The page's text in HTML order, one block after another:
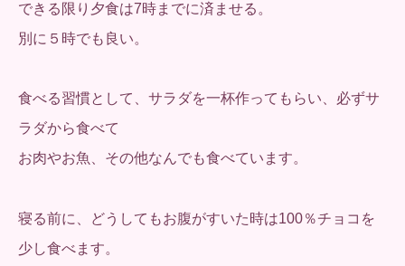
できる限り夕食は7時までに済ませる。
別に５時でも良い。
食べる習慣として、サラダを一杯作ってもらい、必ずサ
ラダから食べて
お肉やお魚、その他なんでも食べています。
寝る前に、どうしてもお腹がすいた時は100％チョコを
少し食べます。